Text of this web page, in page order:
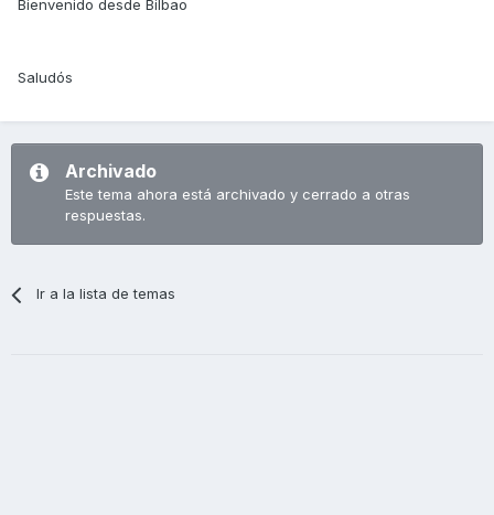
Bienvenido desde Bilbao
Saludós
Archivado
Este tema ahora está archivado y cerrado a otras
respuestas.
Ir a la lista de temas